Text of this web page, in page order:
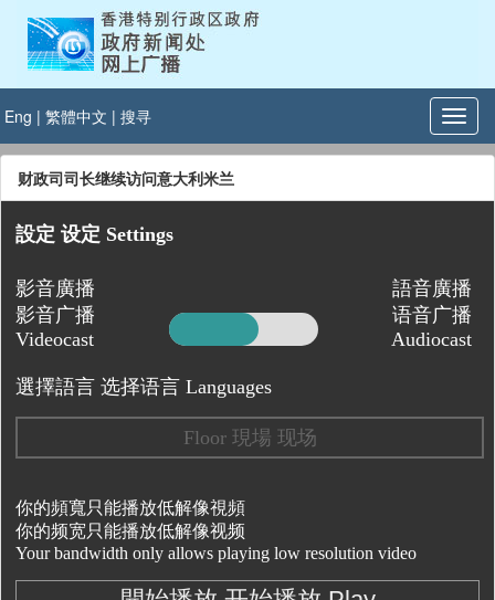
Eng | 繁體中文 | 搜寻
财政司司长继续访问意大利米兰